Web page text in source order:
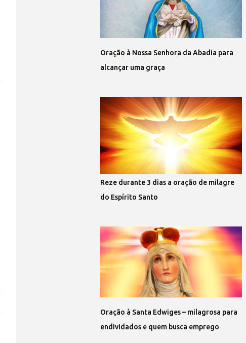
Oração à Nossa Senhora da Abadia para
alcançar uma graça
Reze durante 3 dias a oração de milagre
do Espírito Santo
Oração à Santa Edwiges – milagrosa para
endividados e quem busca emprego